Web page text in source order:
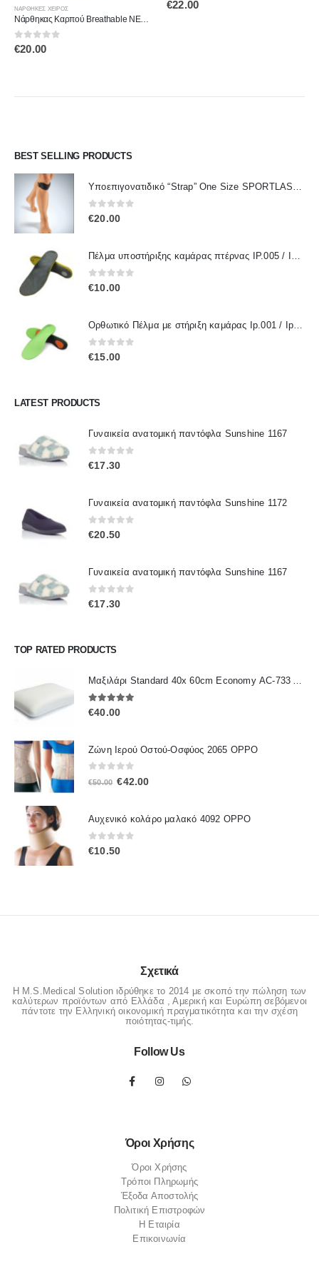
ΝΆΡΘΗΚΕΣ ΧΕΙΡΌΣ
Νάρθηκας Καρπού Breathable NEOPRENE 1082 OPPO
0out of 5
€20.00
€22.00
BEST SELLING PRODUCTS
Υποεπιγονατιδικό “Strap” One Size SPORTLASTIC 80300 OrthoLand
0out of 5
€20.00
Πέλμα υποστήριξης καμάρας πτέρνας IP.005 / IPinsoles
0out of 5
€10.00
Ορθωτικό Πέλμα με στήριξη καμάρας Ip.001 / IpInsoles
0out of 5
€15.00
LATEST PRODUCTS
Γυναικεία ανατομική παντόφλα Sunshine 1167
0out of 5
€17.30
Γυναικεία ανατομική παντόφλα Sunshine 1172
0out of 5
€20.50
Γυναικεία ανατομική παντόφλα Sunshine 1167
0out of 5
€17.30
TOP RATED PRODUCTS
Μαξιλάρι Standard 40x 60cm Economy ΑC-733 ALFACARE
5.00out of 5
€40.00
Ζώνη Ιερού Οστού-Οσφύος 2065 OPPO
out of 5
€50.00 Original
€50.00.
€42.00Η
είναι:
Αυχενικό κολάρο μαλακό 4092 OPPO
0out of 5
€10.50
Σχετικά
Η M.S.Medical Solution ιδρύθηκε το 2014 με σκοπό την πώληση των
καλύτερων προϊόντων από Ελλάδα , Αμερική και Ευρώπη σεβόμενοι
πάντοτε την Ελληνική οικονομική πραγματικότητα και την σχέση
ποιότητας-τιμής.
Follow Us
Όροι Χρήσης
Όροι Χρήσης
Τρόποι Πληρωμής
Έξοδα Αποστολής
Πολιτική Επιστροφών
Η Εταιρία
Επικοινωνία